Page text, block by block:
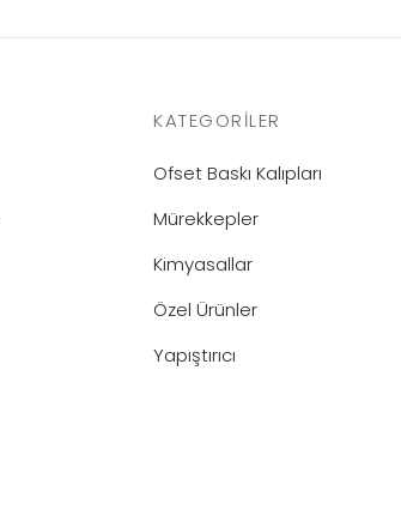
KATEGORILER
Ofset Baskı Kalıpları
Mürekkepler
Kimyasallar
Özel Ürünler
Yapıştırıcı